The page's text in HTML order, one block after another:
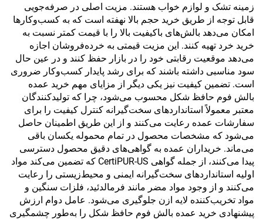
زمینه تشک و لوازم خواب هستند. مزیت اصلی در صرفه‌جویی
قابل توجه از طریق خرید حجم بالا نهفته است که به کسب‌وکارها
امکان می‌دهد بالش‌های باکیفیت بالا را با قیمت کمتر نسبت به
خرید خرد تهیه کنند. این مزیت قیمتی به خرده‌فروشان اجازه
می‌دهد موقعیت رقابتی خود را در بازار حفظ کنند و در عین حال
سود مناسبی داشته باشند که برای رشد پایدار کسب‌وکار ضروری
است. تضمین کیفیت نیز یکی دیگر از مزایای مهم خرید عمده
بالش فوم حافظ شکل محسوب می‌شود، چرا که تولیدکنندگان
معتبر معمولاً استانداردهای سخت‌گیرانه کنترل کیفیت را برای
سفارشات عمده رعایت می‌کنند و از این طریق اطمینان حاصل
می‌شود که مشخصات محصول در تمام محموله یکسان باقی
می‌ماند. خریداران عمده به گواهی‌های دقیق محصول دسترسی
پیدا می‌کنند، از جمله گواهی CertiPUR-US که تضمین می‌کند مواد
اولیه استانداردهای سخت‌گیرانه ایمنی و محیط‌زیستی را رعایت
می‌کنند و از وجود مواد مضر مانند فرمالدئید، فلزات سنگین و
مواد تخریب‌کننده لایه ازن جلوگیری می‌شود. عامل دوام ارزش
پیشنهادی خرید عمده بالش فوم حافظ شکل را به‌طور چشمگیری